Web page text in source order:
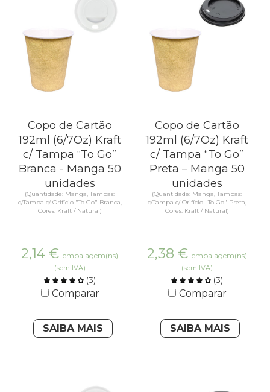
Copo de Cartão
192ml (6/7Oz) Kraft
c/ Tampa “To Go”
Branca - Manga 50
unidades
(Quantidade: Manga, Tampas:
c/Tampa c/ Orifício "To Go" Branca,
Cores: Kraft / Natural)
2,14 € embalagem(ns)
(sem IVA)
(3)
Comparar
SAIBA MAIS
Copo de Cartão
192ml (6/7Oz) Kraft
c/ Tampa “To Go”
Preta – Manga 50
unidades
(Quantidade: Manga, Tampas:
c/Tampa c/ Orifício "To Go" Preta,
Cores: Kraft / Natural)
2,38 € embalagem(ns)
(sem IVA)
(3)
Comparar
SAIBA MAIS